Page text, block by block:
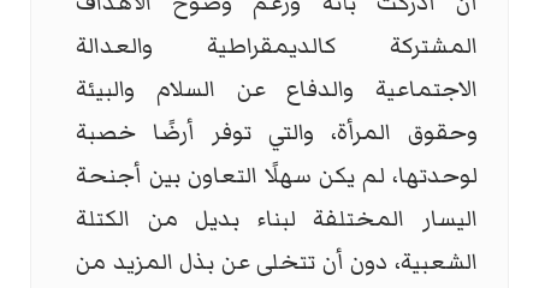
المشتركة كالديمقراطية والعدالة
الاجتماعية والدفاع عن السلام والبيئة
وحقوق المرأة، والتي توفر أرضًا خصبة
لوحدتها، لم يكن سهلًا التعاون بين أجنحة
اليسار المختلفة لبناء بديل من الكتلة
الشعبية، دون أن تتخلى عن بذل المزيد من